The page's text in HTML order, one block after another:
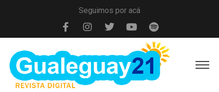
Seguimos por acá